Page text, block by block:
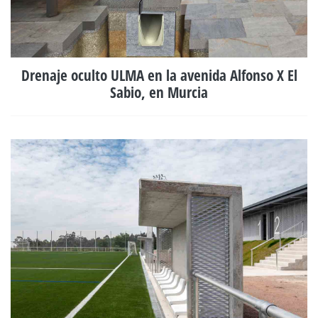
Drenaje oculto ULMA en la avenida Alfonso X El
Sabio, en Murcia